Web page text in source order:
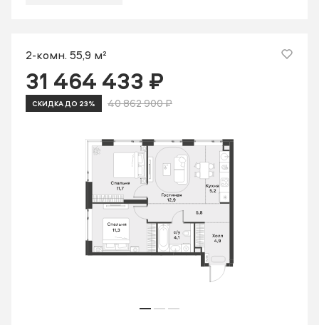
2-комн. 55,9 м²
31 464 433 ₽
СКИДКА ДО 23% 40 862 900 ₽